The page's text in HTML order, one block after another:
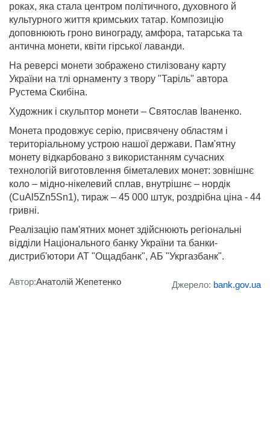
роках, яка стала центром політичного, духовного й
культурного життя кримських татар. Композицію
доповнюють гроно винограду, амфора, татарська та
антична монети, квіти гірської лаванди.
На реверсі монети зображено стилізовану карту
України на тлі орнаменту з твору "Таріль" автора
Рустема Скибіна.
Художник і скульптор монети – Святослав Іваненко.
Монета продовжує серію, присвячену областям і
територіальному устрою нашої держави. Пам'ятну
монету відкарбовано з використанням сучасних
технологій виготовлення біметалевих монет: зовнішнє
коло – мідно-нікелевий сплав, внутрішнє – нордік
(CuAl5Zn5Sn1), тираж – 45 000 штук, роздрібна ціна - 44
гривні.
Реалізацію пам'ятних монет здійснюють регіональні
відділи Національного банку України та банки-
дистриб'ютори АТ "Ощадбанк", АБ "Укргазбанк".
Автор:Анатолій Жепетенко Джерело: bank.gov.ua